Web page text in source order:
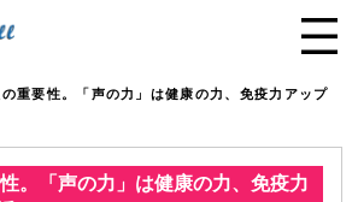
重要性。「声の力」は健康の力、免疫力アップ
。「声の力」は健康の力、免疫力